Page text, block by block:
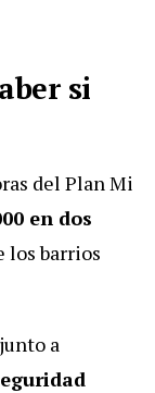
si
del Plan Mi
en dos
los barrios
a